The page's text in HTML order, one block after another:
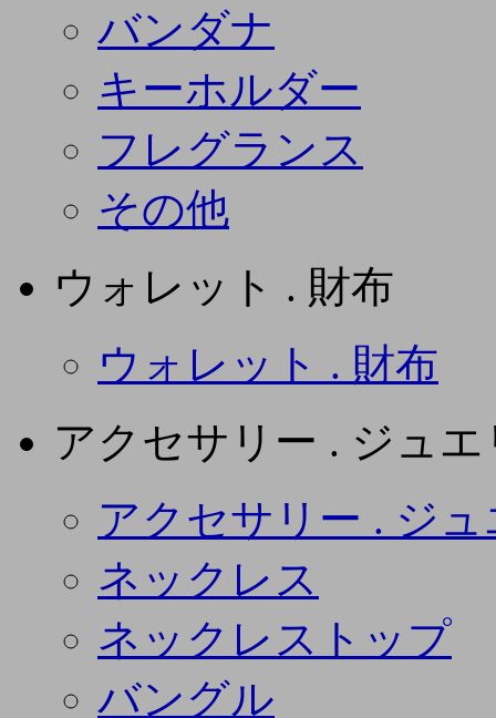
バンダナ
キーホルダー
フレグランス
その他
ウォレット . 財布
ウォレット . 財布
アクセサリー . ジュエ
アクセサリー . ジ
ネックレス
ネックレストップ
バングル